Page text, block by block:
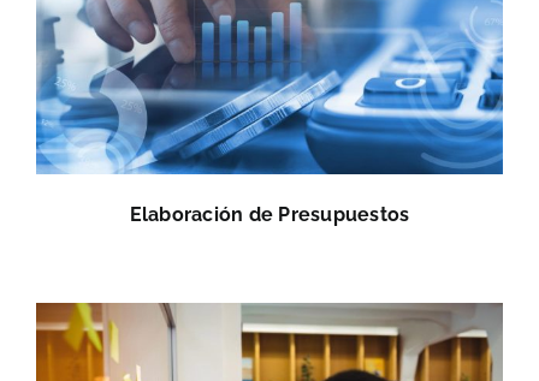
Elaboración de Presupuestos